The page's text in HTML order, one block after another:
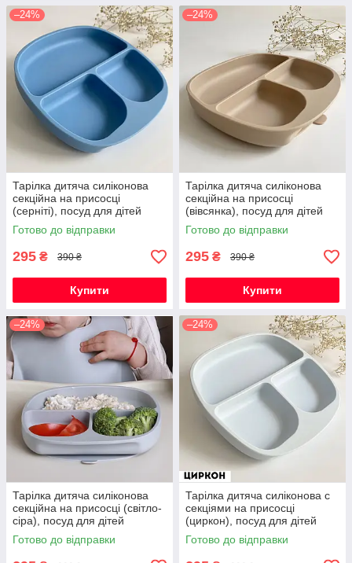
–24%
Тарілка дитяча силіконова
секційна на присосці
(серніті), посуд для дітей
силіконовий
Готово до відправки
295 ₴ 390 ₴
Купити
–24%
Тарілка дитяча силіконова
секційна на присосці
(вівсянка), посуд для дітей
силіконовий
Готово до відправки
295 ₴ 390 ₴
Купити
–24%
Тарілка дитяча силіконова
секційна на присосці (світло-
сіра), посуд для дітей
силіконовий
Готово до відправки
–24%
Тарілка дитяча силіконова с
секціями на присосці
(циркон), посуд для дітей
силіконовий
Готово до відправки